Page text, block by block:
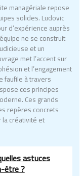
managériale repose
solides. Ludovic
d’expérience auprès
ne se construit
et un
met l’accent sur
et l’engagement
faufile à travers
ces principes
Ces grands
repères concrets
créativité et
astuces
être ?